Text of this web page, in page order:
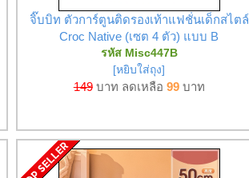
จิ๊บบิท ตัวการ์ตูนติดรองเท้าแฟชั่นเด็กสไตล์
Croc Native (เซต 4 ตัว) แบบ B
รหัส Misc447B
[หยิบใส่ถุง]
149บาท ลดเหลือ 99บาท